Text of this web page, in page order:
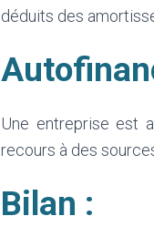
déduits des
Une entreprise est
recours à des
Bilan :